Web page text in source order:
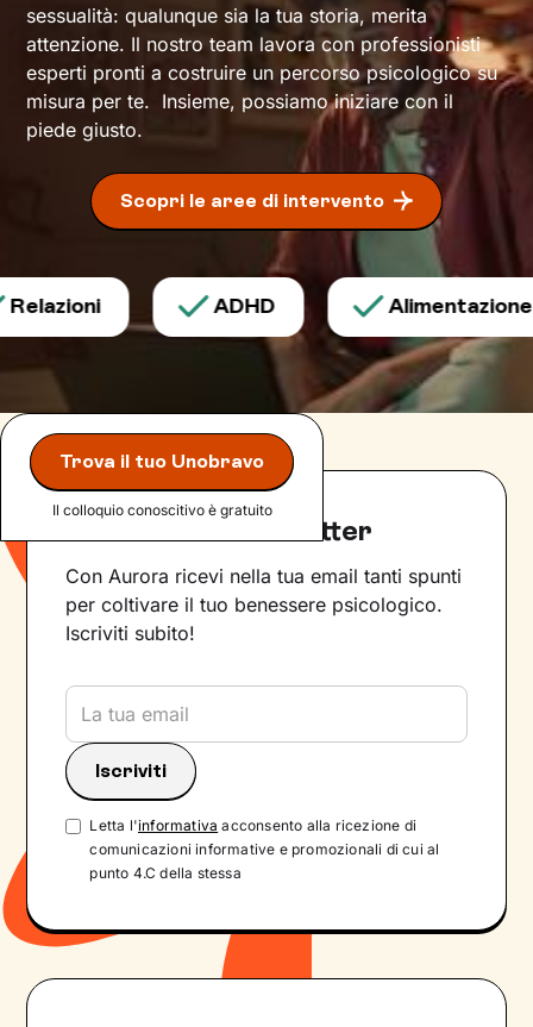
sessualità: qualunque sia la tua storia, merita
attenzione. Il nostro team lavora con professionisti
esperti pronti a costruire un percorso psicologico su
misura per te. Insieme, possiamo iniziare con il
piede giusto.
Scopri le aree di intervento
ADHD Alimentazione
Trova il tuo Unobravo
Il colloquio conoscitivo è gratuito
Iscriviti alla newsletter
Con Aurora ricevi nella tua email tanti spunti
per coltivare il tuo benessere psicologico.
Iscriviti subito!
Letta l'informativa acconsento alla ricezione di
comunicazioni informative e promozionali di cui al
punto 4.C della stessa